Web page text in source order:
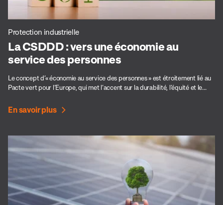
Protection industrielle
La CSDDD : vers une économie au
service des personnes
Le concept d’« économie au service des personnes » est étroitement lié au
Pacte vert pour l’Europe, qui met l’accent sur la durabilité, l’équité et le...
En savoir plus